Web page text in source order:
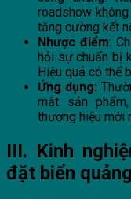
roadshow
tăng cường kết
Nhược điểm:
hỏi sự chuẩn bị
Hiệu quả có thể
Ứng dụng:
mắt sản
thương hiệu mới
III. Kinh
đặt biển